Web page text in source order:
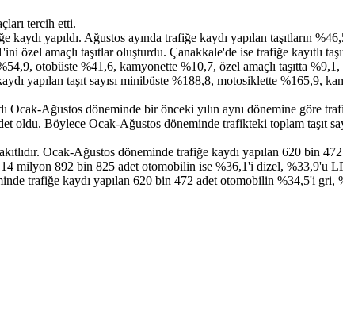
tercih etti.
yapıldı. Ağustos ayında trafiğe kaydı yapılan taşıtların
amaçlı taşıtlar oluşturdu. Çanakkale'de ise trafiğe kayıtlı
otobüste %41,6, kamyonette %10,7, özel amaçlı taşıtta
yapılan taşıt sayısı minibüste %188,8, motosiklette
Ağustos döneminde bir önceki yılın aynı dönemine göre
oldu. Böylece Ocak-Ağustos döneminde trafikteki toplam taşıt
Ocak-Ağustos döneminde trafiğe kaydı yapılan 620 bin
milyon 892 bin 825 adet otomobilin ise %36,1'i dizel,
trafiğe kaydı yapılan 620 bin 472 adet otomobilin %34,5'i gri,